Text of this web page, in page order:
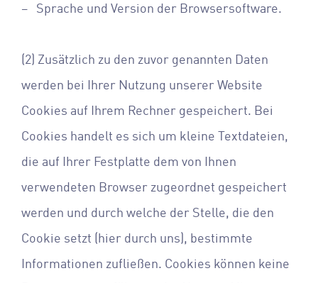
– Sprache und Version der Browsersoftware.
(2) Zusätzlich zu den zuvor genannten Daten
werden bei Ihrer Nutzung unserer Website
Cookies auf Ihrem Rechner gespeichert. Bei
Cookies handelt es sich um kleine Textdateien,
die auf Ihrer Festplatte dem von Ihnen
verwendeten Browser zugeordnet gespeichert
werden und durch welche der Stelle, die den
Cookie setzt (hier durch uns), bestimmte
Informationen zufließen. Cookies können keine